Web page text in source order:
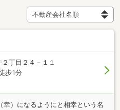
丁目２４－１１
歩1分
）になるようにと相幸という名